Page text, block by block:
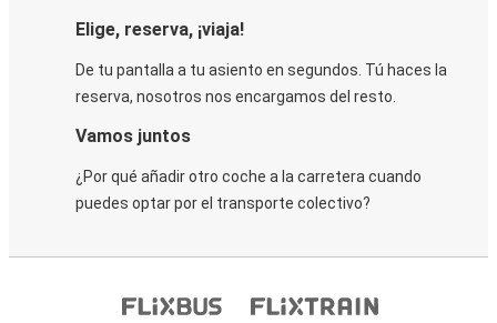
Elige, reserva, ¡viaja!
De tu pantalla a tu asiento en segundos. Tú haces la
reserva, nosotros nos encargamos del resto.
Vamos juntos
¿Por qué añadir otro coche a la carretera cuando
puedes optar por el transporte colectivo?